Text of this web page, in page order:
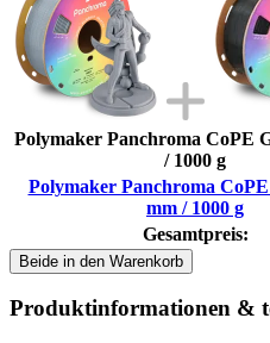
Polymaker Panchroma CoPE
/ 1000 g
Polymaker Panchroma
mm / 1000 g
Gesamtpreis:
Beide in den Warenkorb
Produktinformationen &